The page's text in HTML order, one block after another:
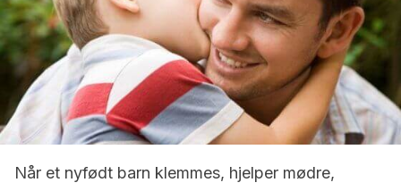
Når et nyfødt barn klemmes, hjelper mødre,